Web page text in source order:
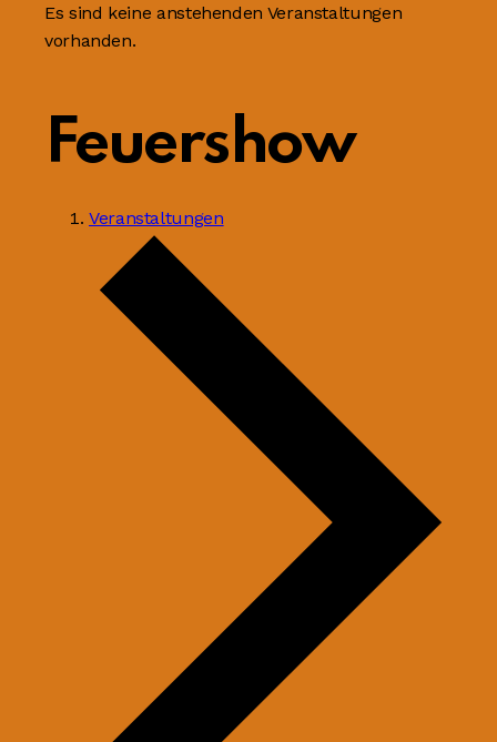
Es sind keine anstehenden Veranstaltungen
vorhanden.
Feuershow
Veranstaltungen